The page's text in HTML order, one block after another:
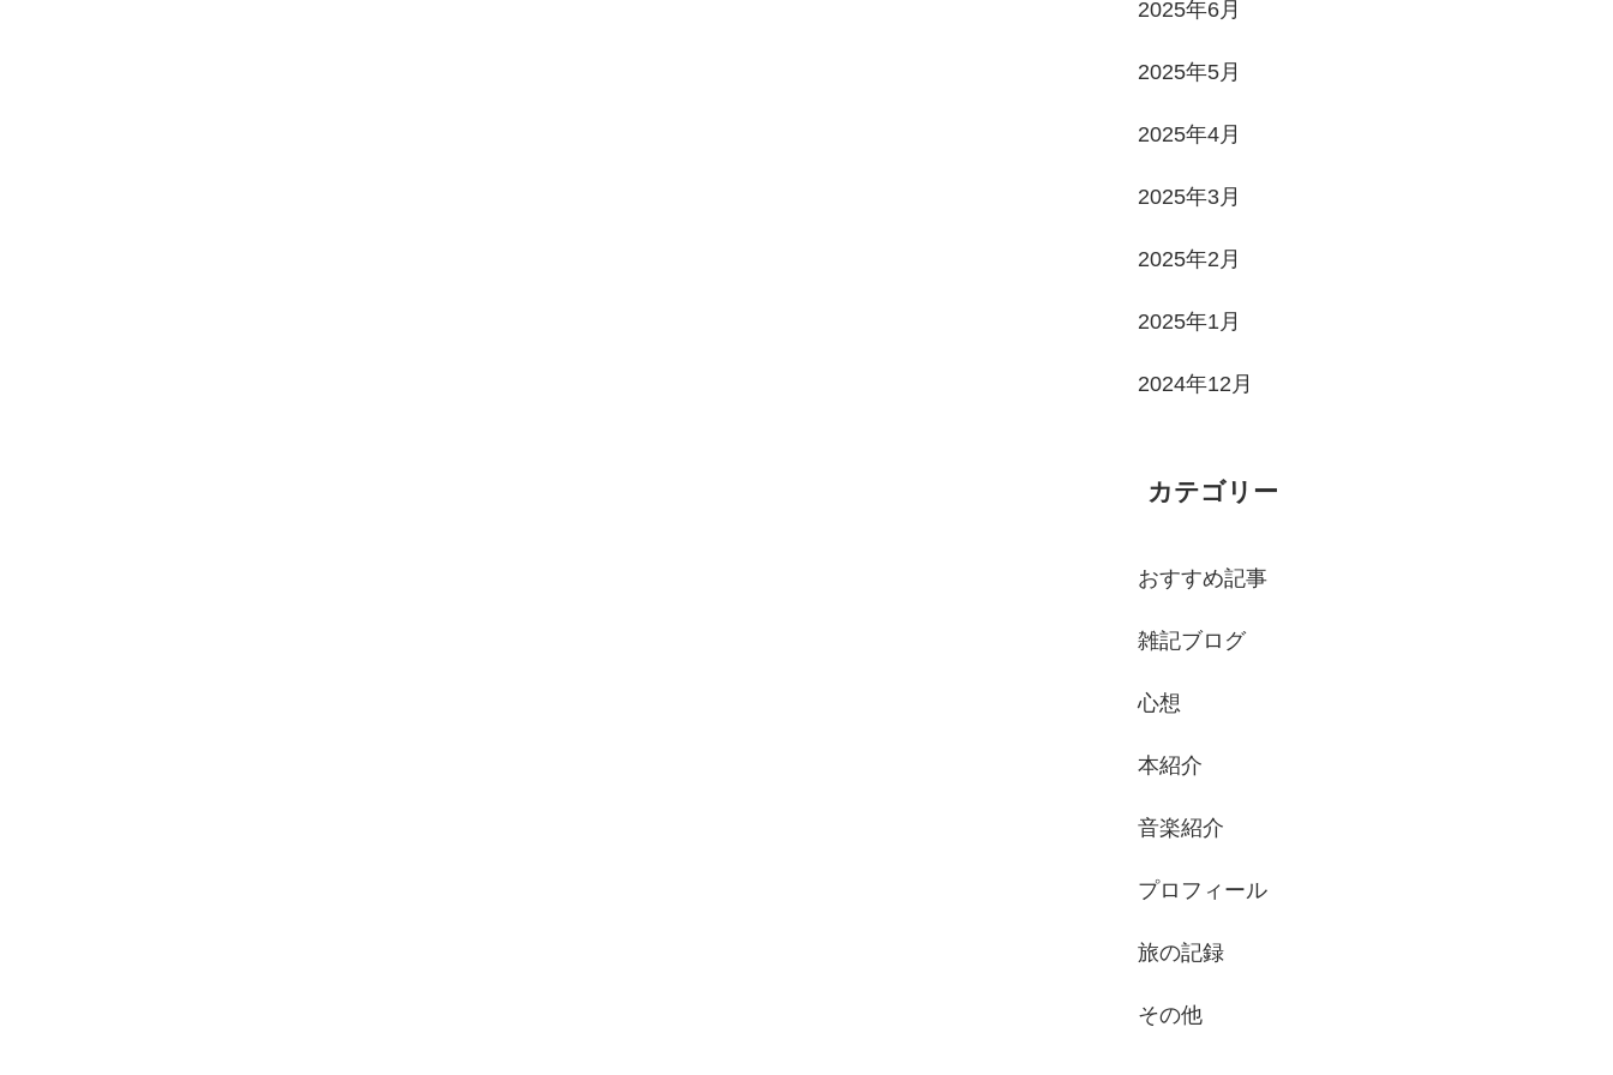
2025年6月
2025年5月
2025年4月
2025年3月
2025年2月
2025年1月
2024年12月
カテゴリー
おすすめ記事
雑記ブログ
心想
本紹介
音楽紹介
プロフィール
旅の記録
その他